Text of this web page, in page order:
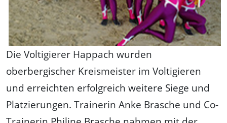
Die Voltigierer Happach wurden
oberbergischer Kreismeister im Voltigieren
und erreichten erfolgreich weitere Siege und
Platzierungen. Trainerin Anke Brasche und Co-